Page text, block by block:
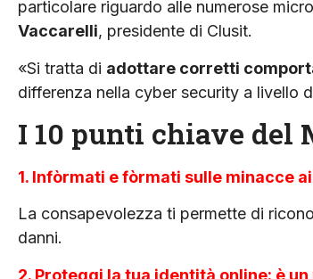
particolare riguardo alle numerose
Vaccarelli, presidente di Clusit.
«Si tratta di adottare corretti
differenza nella cyber security a livello
I 10 punti chiave del
1. Infòrmati e fòrmati sulle minacce
La consapevolezza ti permette di
danni.
2. Proteggi la tua identità online: è